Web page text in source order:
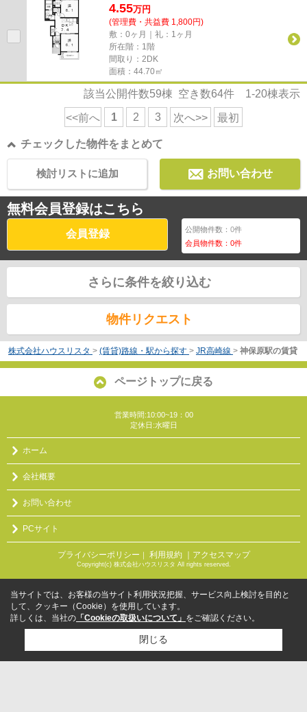
4.55万円
(管理費・共益費 1,800円)
敷：0ヶ月｜礼：1ヶ月
所在階：1階
間取り：2DK
面積：44.70㎡
該当公開件数59棟 空き数64件 1-20棟表示
<<前へ 1 2 3 次へ>> 最初
チェックした物件をまとめて
お問い合わせ
検討リストに追加
無料会員登録はこちら
会員登録 公開物件数：0件
会員物件数：0件
さらに条件を絞り込む
物件リクエスト
株式会社ハウスリスタ > (賃貸)路線・駅から探す > JR高崎線 > 神保原駅の賃貸
ページトップに戻る
営業時間:10:00~19：00
定休日:水曜日
ホーム
会社概要
お問い合わせ
PCサイト
プライバシーポリシー ｜ 利用規約 ｜アクセスマップ
Copyright(c) 株式会社ハウスリスタ All rights reserved.
当サイトでは、お客様の当サイト利用状況把握、サービス向上検討を目的と
して、クッキー（Cookie）を使用しています。
詳しくは、当社の 「Cookieの取扱いについて」 をご確認ください。
閉じる